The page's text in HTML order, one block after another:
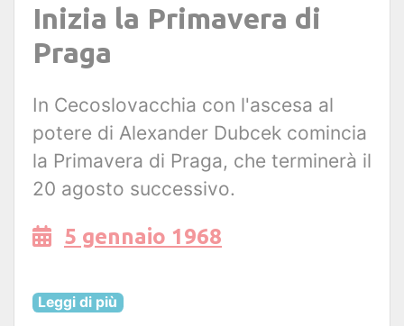
Inizia la Primavera di
Praga
In Cecoslovacchia con l'ascesa al
potere di Alexander Dubcek comincia
la Primavera di Praga, che terminerà il
20 agosto successivo.
5 gennaio 1968
Leggi di più